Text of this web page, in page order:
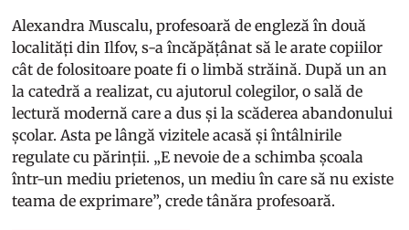
Alexandra Muscalu, profesoară de engleză în două
localități din Ilfov, s-a încăpățânat să le arate copiilor
cât de folositoare poate fi o limbă străină. După un an
la catedră a realizat, cu ajutorul colegilor, o sală de
lectură modernă care a dus și la scăderea abandonului
școlar. Asta pe lângă vizitele acasă și întâlnirile
regulate cu părinții. „E nevoie de a schimba școala
într-un mediu prietenos, un mediu în care să nu existe
teama de exprimare”, crede tânăra profesoară.